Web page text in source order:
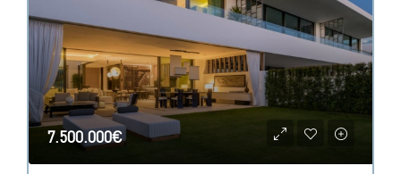
7.500.000€